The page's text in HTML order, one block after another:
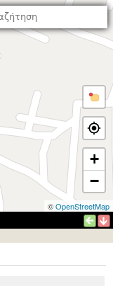
+
−
©OpenStreetMap